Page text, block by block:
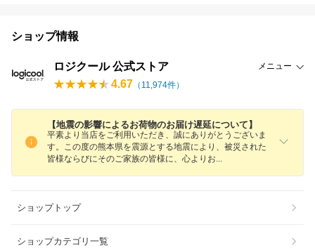
ショップ情報
ロジクール 公式ストア メニュー
4.67 （ 11,974件）
【地震の影響によるお荷物のお届け遅延について】
平素より当店をご利用いただき、誠にありがとうございま
す。この度の熊本県を震源とする地震により、被災された
皆様ならびにそのご家族の皆様に、心より お
ショップトップ
ショップカテゴリ一覧